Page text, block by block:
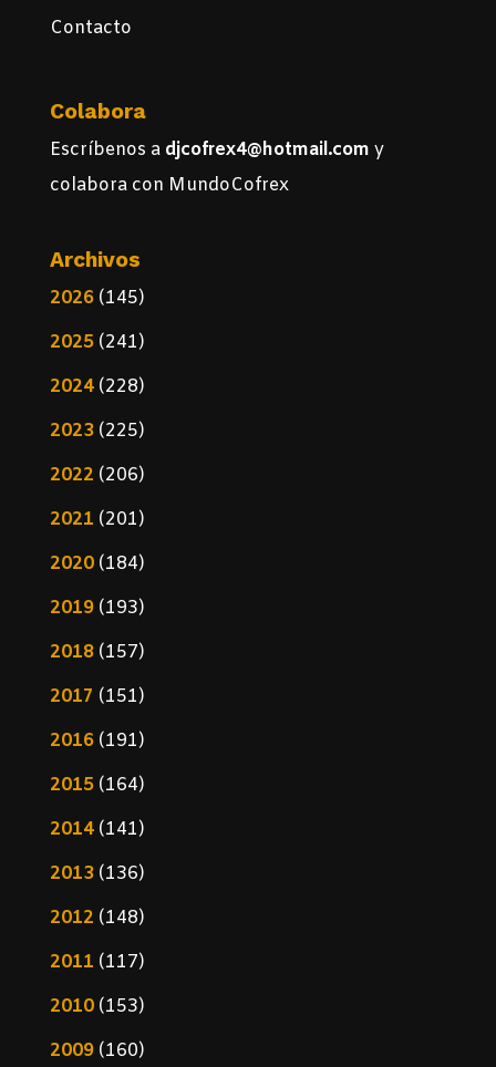
Contacto
Colabora
Escríbenos a djcofrex4@hotmail.com y
colabora con MundoCofrex
Archivos
2026(145)
2025(241)
2024(228)
2023(225)
2022 (206)
2021 (201)
2020(184)
2019(193)
2018(157)
2017 (151)
2016(191)
2015(164)
2014(141)
2013(136)
2012 (148)
2011 (117)
2010(153)
2009(160)